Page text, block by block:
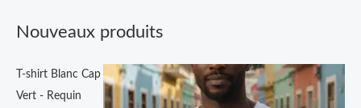
Nouveaux produits
T-shirt Blanc Cap
Vert - Requin
,
0